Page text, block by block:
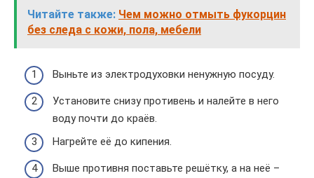
Читайте также: Чем можно отмыть фукорцин
без следа с кожи, пола, мебели
Выньте из электродуховки ненужную посуду.
Установите снизу противень и налейте в него
воду почти до краёв.
Нагрейте её до кипения.
Выше противня поставьте решётку, а на неё –